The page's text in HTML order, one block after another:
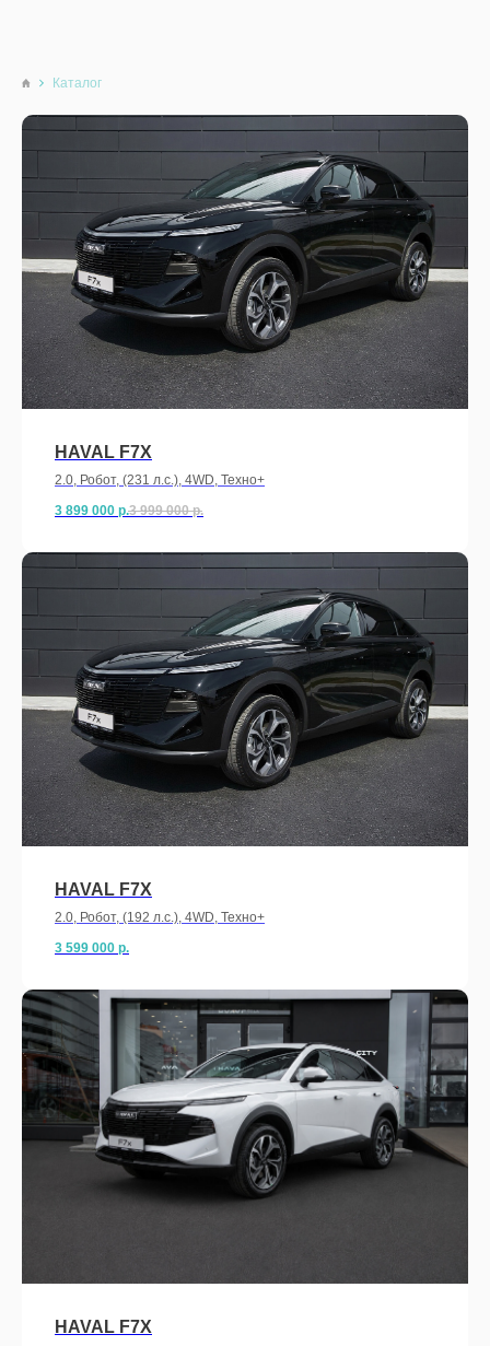
Каталог
HAVAL F7X
2.0, Робот, (231 л.с.), 4WD, Техно+
3 899 000 р.3 999 000 р.
HAVAL F7X
2.0, Робот, (192 л.с.), 4WD, Техно+
3 599 000 р.
HAVAL F7X